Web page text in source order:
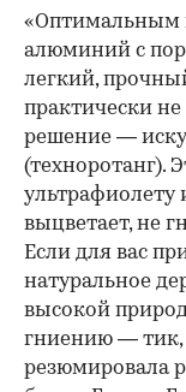
«Оптимальным
алюминий с
легкий,
практически
решение —
(техноротанг).
ультрафиолету
выцветает, не
Если для вас
натуральное
высокой
гниению — тик,
резюмировала